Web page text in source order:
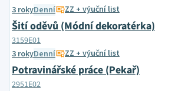
3 rokyDenní ZZ + výuční list
Šití oděvů (Módní dekoratérka)
3159E01
3 rokyDenní ZZ + výuční list
Potravinářské práce (Pekař)
2951E02